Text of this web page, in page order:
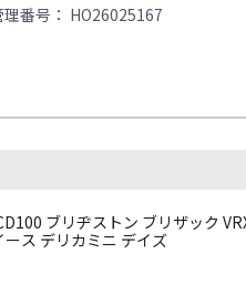
番号： HO26025167
ブリヂストン ブリザック
ス デリカミニ デイズ